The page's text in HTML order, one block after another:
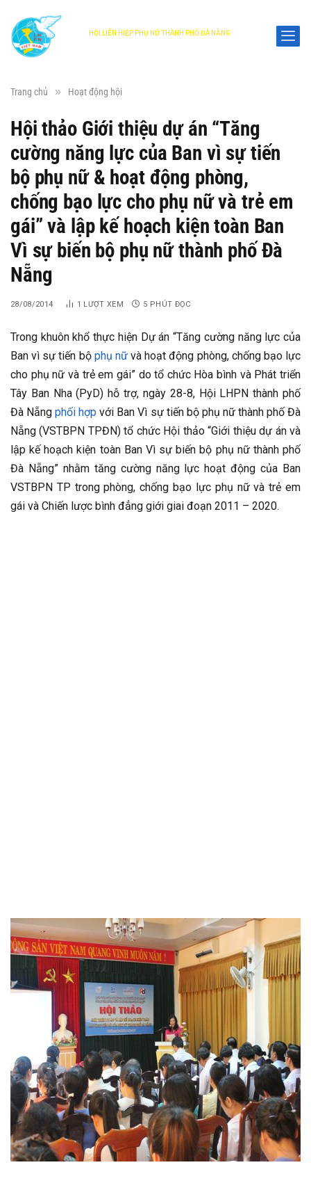
HỘI LIÊN HIỆP PHỤ NỮ THÀNH PHỐ ĐÀ NẴNG
Trang chủ » Hoạt động hội
Hội thảo Giới thiệu dự án “Tăng
cường năng lực của Ban vì sự tiến
bộ phụ nữ & hoạt động phòng,
chống bạo lực cho phụ nữ và trẻ em
gái” và lập kế hoạch kiện toàn Ban
Vì sự biến bộ phụ nữ thành phố Đà
Nẵng
28/08/2014 1 LƯỢT XEM 5 PHÚT ĐỌC
Trong khuôn khổ thực hiện Dự án “Tăng cường năng lực của
Ban vì sự tiến bộ phụ nữvà hoạt động phòng, chống bạo lực
cho phụ nữ và trẻ em gái” do tổ chức Hòa bình và Phát triển
Tây Ban Nha (PyD) hỗ trợ, ngày 28-8, Hội LHPN thành phố
Đà Nẵngphối hợp với Ban Vì sự tiến bộ phụ nữ thành phố Đà
Nẵng (VSTBPN TPĐN) tổ chức Hội thảo “Giới thiệu dự án và
lập kế hoạch kiện toàn Ban Vì sự biến bộ phụ nữ thành phố
Đà Nẵng” nhằm tăng cường năng lực hoạt động của Ban
VSTBPN TP trong phòng, chống bạo lực phụ nữ và trẻ em
gái và Chiến lược bình đẳng giới giai đoạn 2011 – 2020.